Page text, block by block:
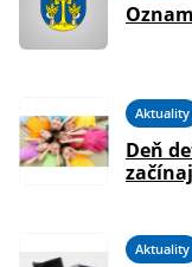
Aktuality
Deň
Aktuality